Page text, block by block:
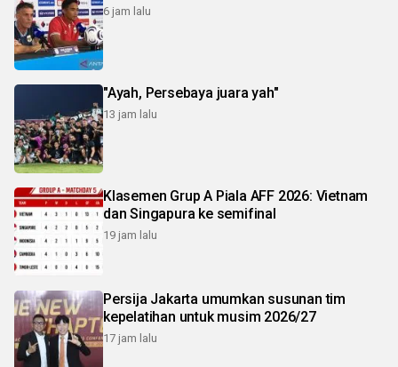
6 jam lalu
"Ayah, Persebaya juara yah"
13 jam lalu
Klasemen Grup A Piala AFF 2026: Vietnam
dan Singapura ke semifinal
19 jam lalu
Persija Jakarta umumkan susunan tim
kepelatihan untuk musim 2026/27
17 jam lalu